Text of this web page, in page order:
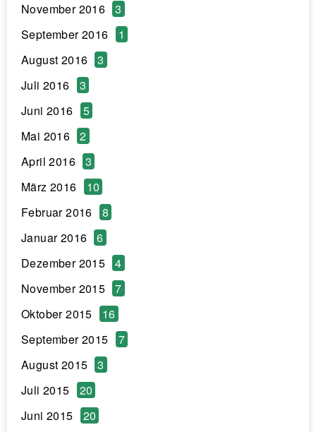
November 2016
3
September 2016
1
August 2016
3
Juli 2016
3
Juni 2016
5
Mai 2016
2
April 2016
3
März 2016
10
Februar 2016
8
Januar 2016
6
Dezember 2015
4
November 2015
7
Oktober 2015
16
September 2015
7
August 2015
3
Juli 2015
20
Juni 2015
20